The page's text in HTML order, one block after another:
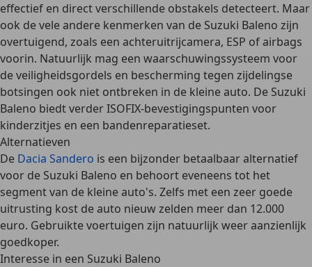
effectief en direct verschillende obstakels detecteert. Maar
ook de vele andere kenmerken van de Suzuki Baleno zijn
overtuigend, zoals een achteruitrijcamera, ESP of airbags
voorin. Natuurlijk mag een waarschuwingssysteem voor
de veiligheidsgordels en bescherming tegen zijdelingse
botsingen ook niet ontbreken in de kleine auto. De Suzuki
Baleno biedt verderISOFIX-bevestigingspunten voor
kinderzitjes en een bandenreparatieset.
Alternatieven
De Dacia Sandero is een bijzonder betaalbaar alternatief
voor de Suzuki Baleno en behoort eveneens tot het
segment van de kleine auto's. Zelfs met een zeer goede
uitrusting kost de auto nieuw zelden meer dan 12.000
euro. Gebruikte voertuigen zijn natuurlijk weer aanzienlijk
goedkoper.
Interesse in een Suzuki Baleno